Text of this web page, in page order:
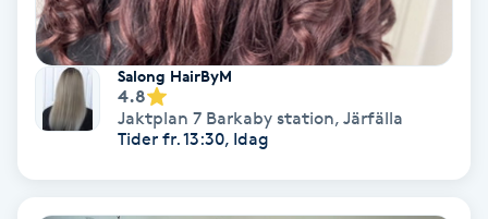
Osteopati
Paraffinbehandling
Salong HairByM
4.8
Jaktplan 7 Barkaby station, Järfälla
Tider fr. 13:30, Idag